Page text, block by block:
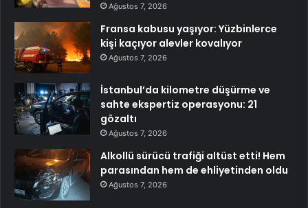
Ağustos 7, 2026
Fransa kabusu yaşıyor: Yüzbinlerce
kişi kaçıyor alevler kovalıyor
Ağustos 7, 2026
İstanbul’da kilometre düşürme ve
sahte ekspertiz operasyonu: 21
gözaltı
Ağustos 7, 2026
Alkollü sürücü trafiği altüst etti! Hem
parasından hem de ehliyetinden oldu
Ağustos 7, 2026